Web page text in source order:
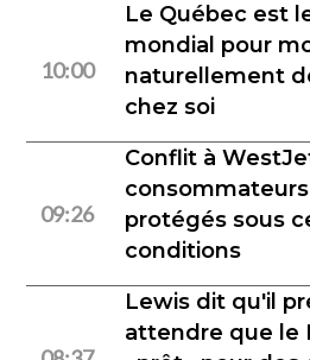
10:00
Le Québec est
mondial pour
naturellement
chez soi
09:26
Conflit à
protégés sous
conditions
Lewis dit qu'il
attendre que le